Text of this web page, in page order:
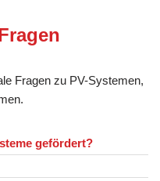
Fragen zu PV-Systemen,
gefördert?